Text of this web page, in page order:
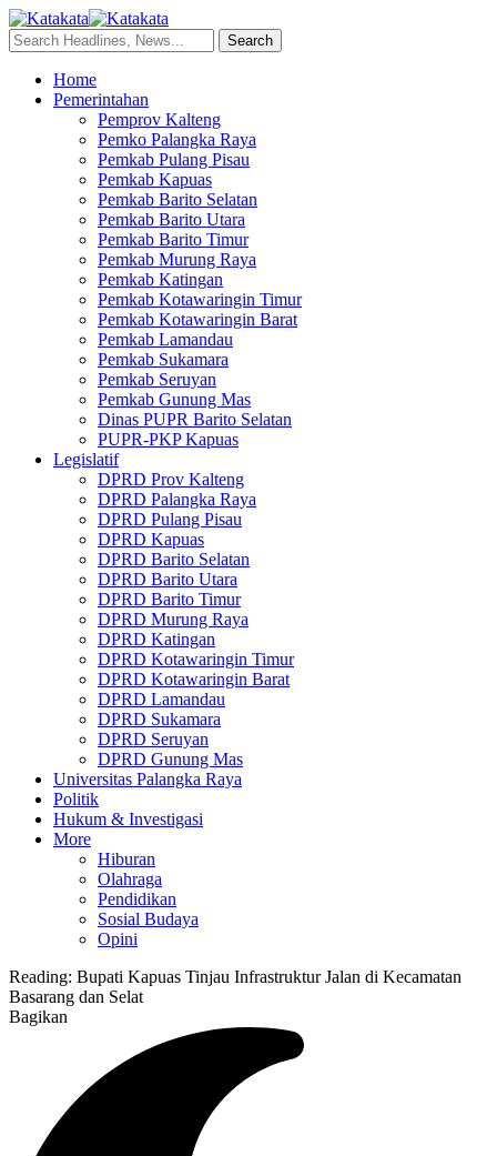
Home
Pemerintahan
Pemprov Kalteng
Pemko Palangka Raya
Pemkab Pulang Pisau
Pemkab Kapuas
Pemkab Barito Selatan
Pemkab Barito Utara
Pemkab Barito Timur
Pemkab Murung Raya
Pemkab Katingan
Pemkab Kotawaringin Timur
Pemkab Kotawaringin Barat
Pemkab Lamandau
Pemkab Sukamara
Pemkab Seruyan
Pemkab Gunung Mas
Dinas PUPR Barito Selatan
PUPR-PKP Kapuas
Legislatif
DPRD Prov Kalteng
DPRD Palangka Raya
DPRD Pulang Pisau
DPRD Kapuas
DPRD Barito Selatan
DPRD Barito Utara
DPRD Barito Timur
DPRD Murung Raya
DPRD Katingan
DPRD Kotawaringin Timur
DPRD Kotawaringin Barat
DPRD Lamandau
DPRD Sukamara
DPRD Seruyan
DPRD Gunung Mas
Universitas Palangka Raya
Politik
Hukum & Investigasi
More
Hiburan
Olahraga
Pendidikan
Sosial Budaya
Opini
Reading: Bupati Kapuas Tinjau Infrastruktur Jalan di Kecamatan
Basarang dan Selat
Bagikan